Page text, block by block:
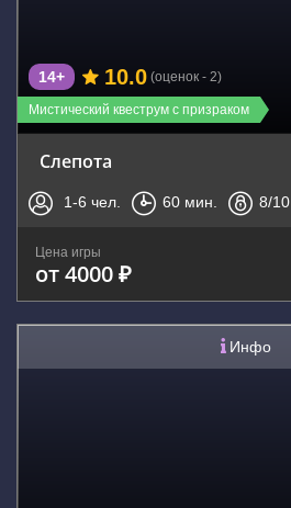
Мистический квеструм с призраком
14+ 10.0 (оценок - 2)
Слепота
1-6 чел. 60 мин. 8/10
Цена игры
от 4000 ₽
Инфо